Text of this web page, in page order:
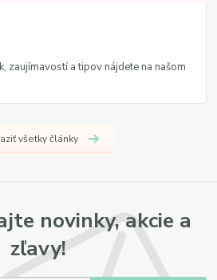
zaujímavostí a tipov nájdete na našom
všetky články
novinky, akcie a
zľavy!